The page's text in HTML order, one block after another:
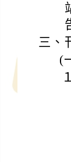
三、
(